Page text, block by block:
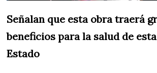
Señalan que esta obra traerá
beneficios para la salud de
Estado